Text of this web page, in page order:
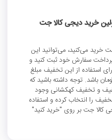
خرید می‌کنید، می‌توانید این
سفارش خود ثبت کنید و
استفاده از این تخفیف مبلغ
بالاتر از 150 هزار تومان باشد. توجه داشته باشید که
و تخفیف کهکشانی وجود
را انتخاب کرده و استفاده
کالا جت بر روی "خرید کنید"